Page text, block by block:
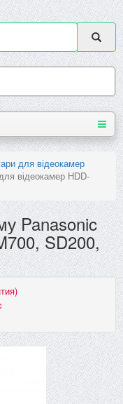
для відеокамер
відеокамер HDD-
Panasonic
SD200,